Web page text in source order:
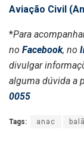
Aviação Civil
*Para
no Facebook, no
divulgar
alguma dúvida a
0055
Tags: anac